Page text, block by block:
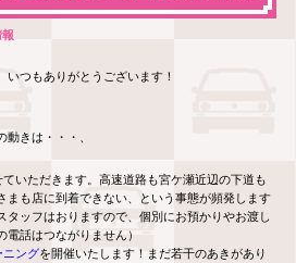
いつもありがとうございます！
きは・・・、
いただきます。高速道路も宮ケ瀬近辺の下道も
まも店に到着できない、という事態が頻発します
タッフはおりますので、個別にお預かりやお渡し
話はつながりません）
ニングを開催いたします！まだ若干のあきがあり